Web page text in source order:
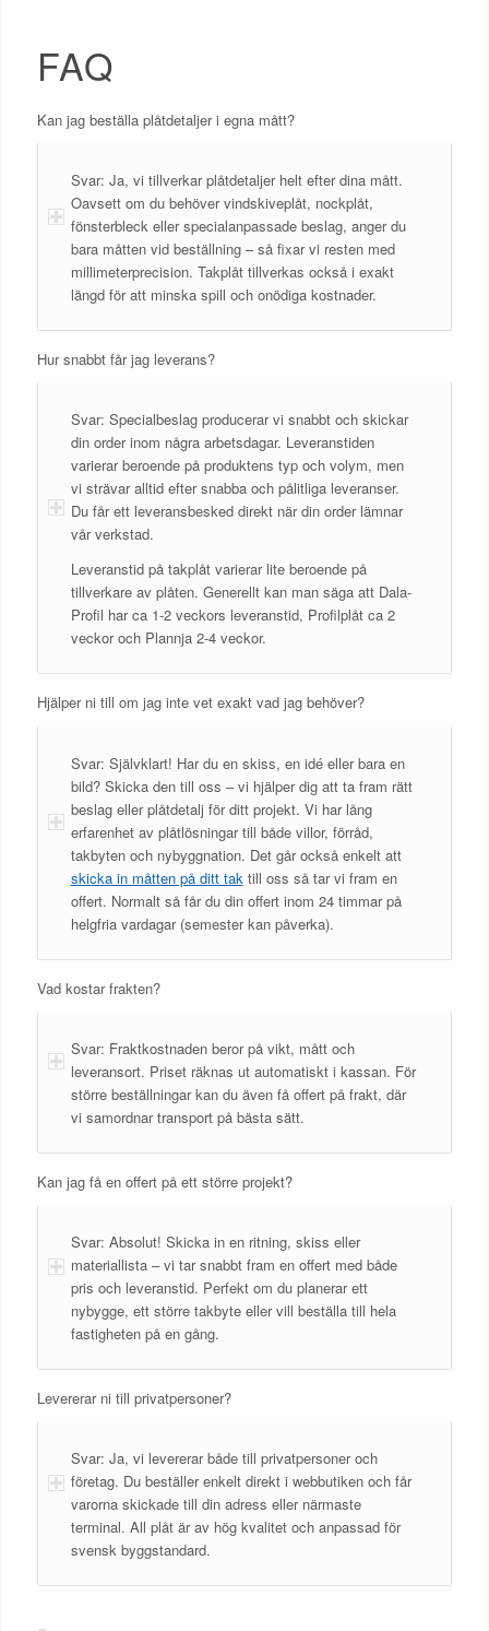
FAQ
Kan jag beställa plåtdetaljer i egna mått?
Svar: Ja, vi tillverkar plåtdetaljer helt efter dina mått.
Oavsett om du behöver vindskiveplåt, nockplåt,
fönsterbleck eller specialanpassade beslag, anger du
bara måtten vid beställning – så fixar vi resten med
millimeterprecision. Takplåt tillverkas också i exakt
längd för att minska spill och onödiga kostnader.
Hur snabbt får jag leverans?
Svar: Specialbeslag producerar vi snabbt och skickar
din order inom några arbetsdagar. Leveranstiden
varierar beroende på produktens typ och volym, men
vi strävar alltid efter snabba och pålitliga leveranser.
Du får ett leveransbesked direkt när din order lämnar
vår verkstad.
Leveranstid på takplåt varierar lite beroende på
tillverkare av plåten. Generellt kan man säga att Dala-
Profil har ca 1-2 veckors leveranstid, Profilplåt ca 2
veckor och Plannja 2-4 veckor.
Hjälper ni till om jag inte vet exakt vad jag behöver?
Svar: Självklart! Har du en skiss, en idé eller bara en
bild? Skicka den till oss – vi hjälper dig att ta fram rätt
beslag eller plåtdetalj för ditt projekt. Vi har lång
erfarenhet av plåtlösningar till både villor, förråd,
takbyten och nybyggnation. Det går också enkelt att
skicka in måtten på ditt tak till oss så tar vi fram en
offert. Normalt så får du din offert inom 24 timmar på
helgfria vardagar (semester kan påverka).
Vad kostar frakten?
Svar: Fraktkostnaden beror på vikt, mått och
leveransort. Priset räknas ut automatiskt i kassan. För
större beställningar kan du även få offert på frakt, där
vi samordnar transport på bästa sätt.
Kan jag få en offert på ett större projekt?
Svar: Absolut! Skicka in en ritning, skiss eller
materiallista – vi tar snabbt fram en offert med både
pris och leveranstid. Perfekt om du planerar ett
nybygge, ett större takbyte eller vill beställa till hela
fastigheten på en gång.
Levererar ni till privatpersoner?
Svar: Ja, vi levererar både till privatpersoner och
företag. Du beställer enkelt direkt i webbutiken och får
varorna skickade till din adress eller närmaste
terminal. All plåt är av hög kvalitet och anpassad för
svensk byggstandard.